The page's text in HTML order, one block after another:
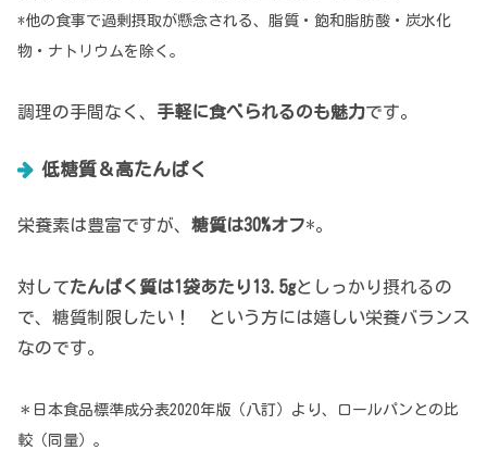
*他の食事で過剰摂取が懸念される、脂質・飽和脂肪酸・炭水化
物・ナトリウムを除く。
調理の手間なく、 手軽に食べられるのも魅力です。
低糖質＆高たんぱく
栄養素は豊富ですが、 糖質は30%オフ*。
対してたんぱく質は1袋あたり13.5gとしっかり摂れるの
で、糖質制限したい！ という方には嬉しい栄養バランス
なのです。
＊日本食品標準成分表2020年版（八訂）より、ロールパンとの比
較（同量）。